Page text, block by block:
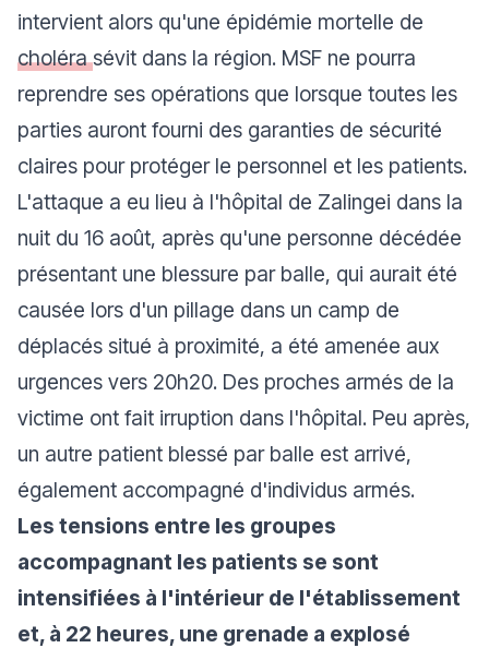
intervient alors qu'une épidémie mortelle de
cholérasévit dans la région. MSF ne pourra
reprendre ses opérations que lorsque toutes les
parties auront fourni des garanties de sécurité
claires pour protéger le personnel et les patients.
L'attaque a eu lieu à l'hôpital de Zalingei dans la
nuit du 16 août, après qu'une personne décédée
présentant une blessure par balle, qui aurait été
causée lors d'un pillage dans un camp de
déplacés situé à proximité, a été amenée aux
urgences vers 20h20. Des proches armés de la
victime ont fait irruption dans l'hôpital. Peu après,
un autre patient blessé par balle est arrivé,
également accompagné d'individus armés.
Les tensions entre les groupes
accompagnant les patients se sont
intensifiées à l'intérieur de l'établissement
et, à 22 heures, une grenade a explosé